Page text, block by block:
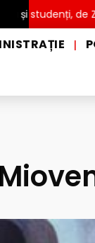
de Ziua
|